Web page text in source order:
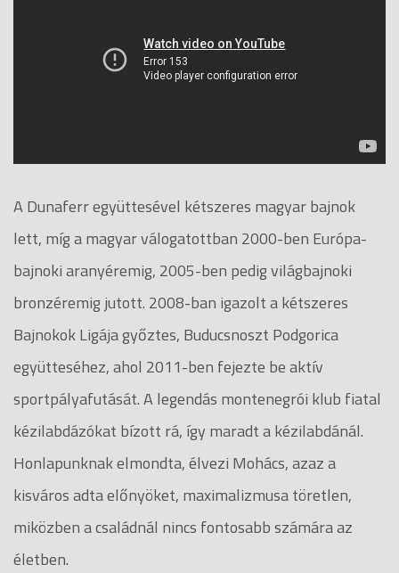
A Dunaferr együttesével kétszeres magyar bajnok
lett, míg a magyar válogatottban 2000-ben Európa-
bajnoki aranyéremig, 2005-ben pedig világbajnoki
bronzéremig jutott. 2008-ban igazolt a kétszeres
Bajnokok Ligája győztes, Buducsnoszt Podgorica
együtteséhez, ahol 2011-ben fejezte be aktív
sportpályafutását. A legendás montenegrói klub fiatal
kézilabdázókat bízott rá, így maradt a kézilabdánál.
Honlapunknak elmondta, élvezi Mohács, azaz a
kisváros adta előnyöket, maximalizmusa töretlen,
miközben a családnál nincs fontosabb számára az
életben.